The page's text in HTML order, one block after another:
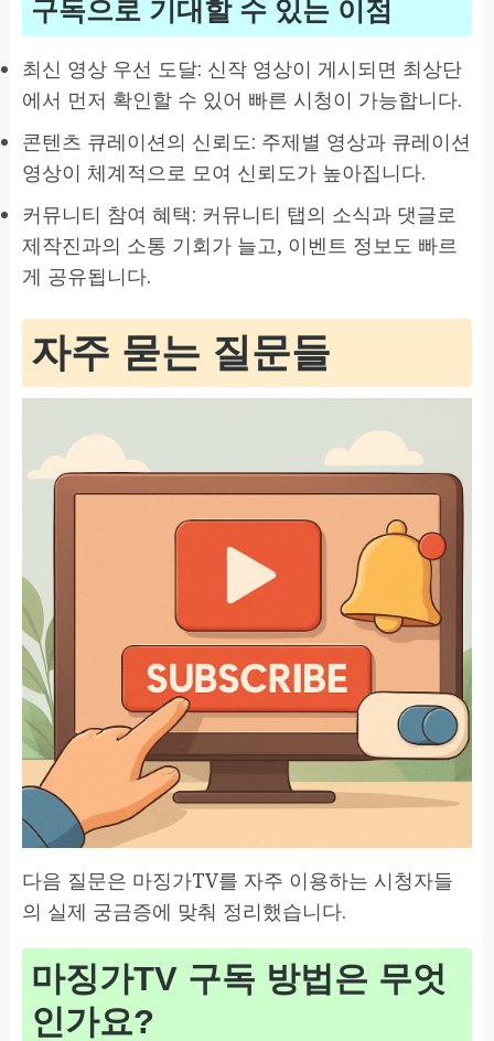
구독으로 기대할 수 있는 이점
최신 영상 우선 도달: 신작 영상이 게시되면 최상단
에서 먼저 확인할 수 있어 빠른 시청이 가능합니다.
콘텐츠 큐레이션의 신뢰도: 주제별 영상과 큐레이션
영상이 체계적으로 모여 신뢰도가 높아집니다.
커뮤니티 참여 혜택: 커뮤니티 탭의 소식과 댓글로
제작진과의 소통 기회가 늘고, 이벤트 정보도 빠르
게 공유됩니다.
자주 묻는 질문들
다음 질문은 마징가TV를 자주 이용하는 시청자들
의 실제 궁금증에 맞춰 정리했습니다.
마징가TV 구독 방법은 무엇
인가요?